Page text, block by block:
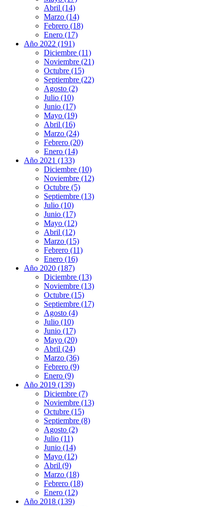
Abril (14)
Marzo (14)
Febrero (18)
Enero (17)
Año 2022 (191)
Diciembre (11)
Noviembre (21)
Octubre (15)
Septiembre (22)
Agosto (2)
Julio (10)
Junio (17)
Mayo (19)
Abril (16)
Marzo (24)
Febrero (20)
Enero (14)
Año 2021 (133)
Diciembre (10)
Noviembre (12)
Octubre (5)
Septiembre (13)
Julio (10)
Junio (17)
Mayo (12)
Abril (12)
Marzo (15)
Febrero (11)
Enero (16)
Año 2020 (187)
Diciembre (13)
Noviembre (13)
Octubre (15)
Septiembre (17)
Agosto (4)
Julio (10)
Junio (17)
Mayo (20)
Abril (24)
Marzo (36)
Febrero (9)
Enero (9)
Año 2019 (139)
Diciembre (7)
Noviembre (13)
Octubre (15)
Septiembre (8)
Agosto (2)
Julio (11)
Junio (14)
Mayo (12)
Abril (9)
Marzo (18)
Febrero (18)
Enero (12)
Año 2018 (139)